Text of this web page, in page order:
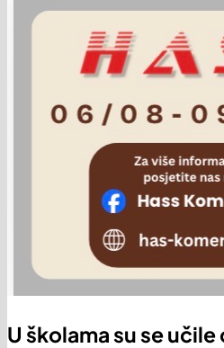
U školama su se